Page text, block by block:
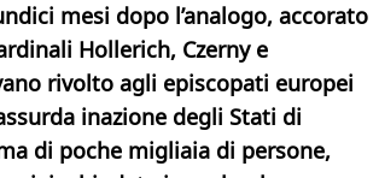
mesi dopo l’analogo, accorato
Hollerich, Czerny e
rivolto agli episcopati europei
inazione degli Stati di
di poche migliaia di persone,